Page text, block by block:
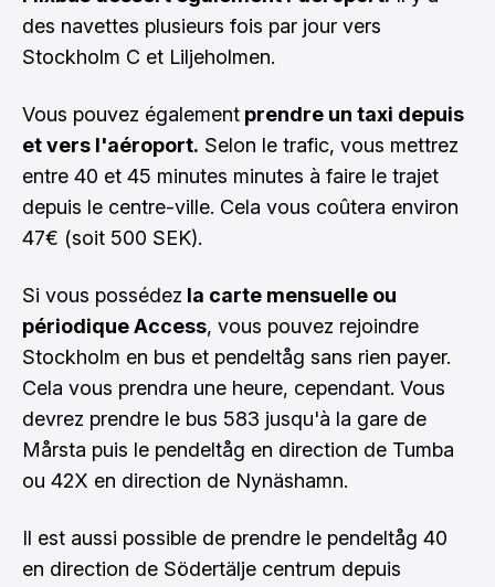
des navettes plusieurs fois par jour vers
Stockholm C et Liljeholmen.
Vous pouvez également prendre un taxi depuis
et vers l'aéroport. Selon le trafic, vous mettrez
entre 40 et 45 minutes minutes à faire le trajet
depuis le centre-ville. Cela vous coûtera environ
47€ (soit 500 SEK).
Si vous possédez la carte mensuelle ou
périodique Access, vous pouvez rejoindre
Stockholm en bus et pendeltåg sans rien payer.
Cela vous prendra une heure, cependant. Vous
devrez prendre le bus 583 jusqu'à la gare de
Mårsta puis le pendeltåg en direction de Tumba
ou 42X en direction de Nynäshamn.
Il est aussi possible de prendre le pendeltåg 40
en direction de Södertälje centrum depuis